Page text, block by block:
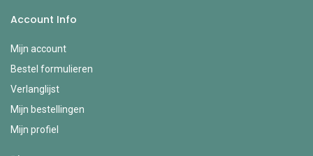
Account Info
Mijn account
Bestel formulieren
Verlanglijst
Mijn bestellingen
Mijn profiel